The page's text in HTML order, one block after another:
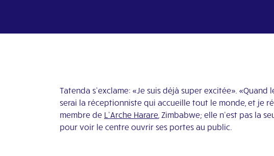
Tatenda s’exclame: «Je suis déjà super excitée».
serai la réceptionniste qui accueille tout le monde, et je
membre de L’Arche Harare , Zimbabwe; elle n’est pas la
pour voir le centre ouvrir ses portes au public.